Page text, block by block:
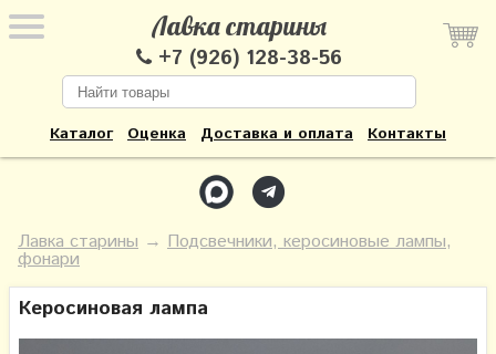
Лавка старины
+7 (926) 128-38-56
Каталог Оценка Доставка и оплата Контакты
Лавка старины → Подсвечники, керосиновые лампы,
фонари
Керосиновая лампа